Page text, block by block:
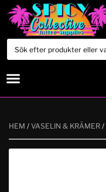
HEM / VASELIN & KRÄMER /